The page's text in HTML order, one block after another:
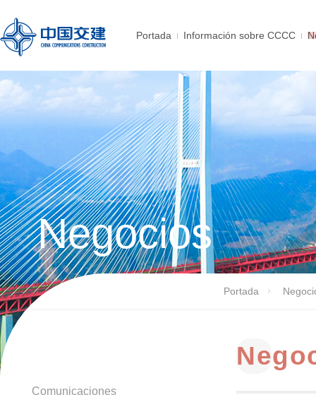
Portada Información sobre CCCC
Negocios
Portada
Comunicaciones